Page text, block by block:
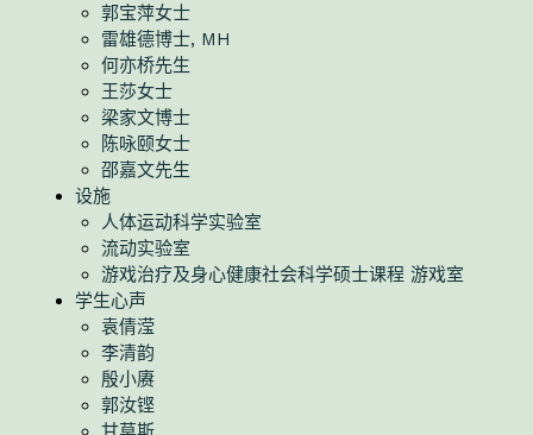
郭宝萍女士
雷雄德博士, MH
何亦桥先生
王莎女士
梁家文博士
陈咏颐女士
邵嘉文先生
设施
人体运动科学实验室
流动实验室
游戏治疗及身心健康社会科学硕士课程 游戏室
学生心声
袁倩滢
李清韵
殷小赓
郭汝铿